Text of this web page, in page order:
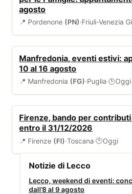
agosto
📍 Pordenone (PN)·Friuli-Venezia
Manfredonia, eventi estivi:
10 al 16 agosto
📍 Manfredonia (FG)·Puglia·🕒Oggi
Firenze, bando per contributi
entro il 31/12/2026
📍 Firenze (FI)·Toscana·🕒Oggi
Notizie di Lecco
Lecco, weekend di eventi:
dall’8 al 9 agosto